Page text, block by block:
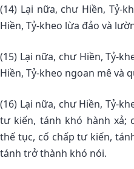
(14) Lại nữa, chư Hiền, Tỷ-
Hiền, Tỷ-kheo lừa đảo và
(15) Lại nữa, chư Hiền, Tỷ-
Hiền, Tỷ-kheo ngoan mê và
(16) Lại nữa, chư Hiền, Tỷ-
tư kiến, tánh khó hành xả;
thế tục, cố chấp tư kiến,
tánh trở thành khó nói.